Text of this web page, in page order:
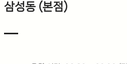
삼성동 (본점)